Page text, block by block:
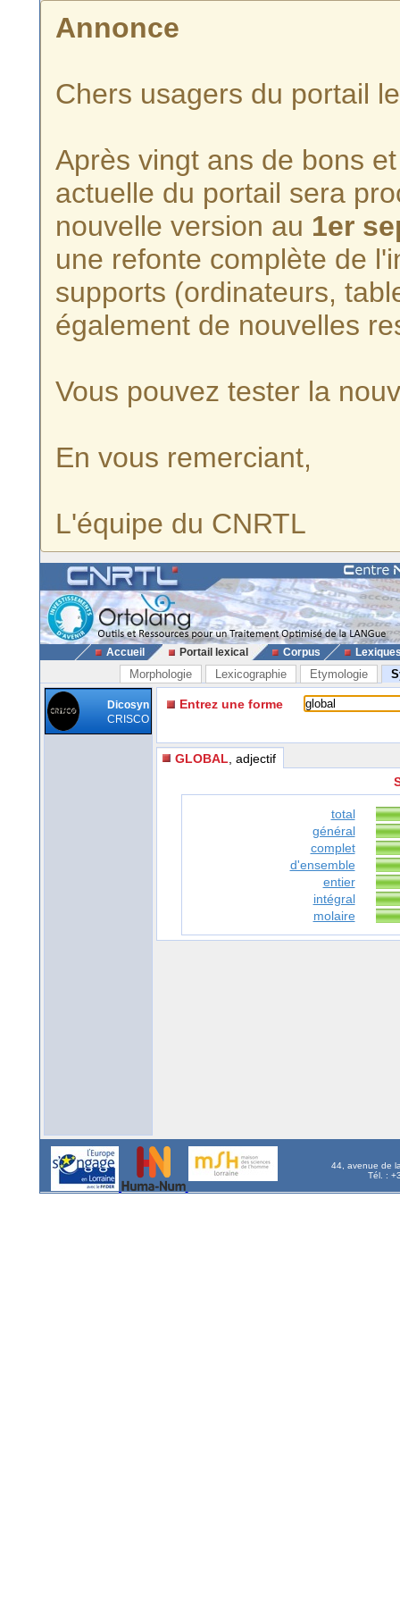
Annonce
Chers usagers du portail
Après vingt ans de bons
actuelle du portail sera
nouvelle version au 1er
une refonte complète de
supports (ordinateurs,
également de nouvelles
Vous pouvez tester la
En vous remerciant,
L'équipe du CNRTL
Accueil Portail lexical Corpus
Morphologie Lexicographie Etymologie
Dicosyn
CRISCO
Entrez une forme
GLOBAL , adjectif
total
général
complet
d'ensemble
entier
intégral
molaire
44, avenue de
Tél. :